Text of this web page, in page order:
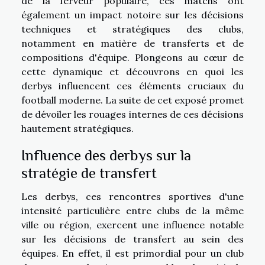
également un impact notoire sur les décisions
techniques et stratégiques des clubs,
notamment en matière de transferts et de
compositions d'équipe. Plongeons au cœur de
cette dynamique et découvrons en quoi les
derbys influencent ces éléments cruciaux du
football moderne. La suite de cet exposé promet
de dévoiler les rouages internes de ces décisions
hautement stratégiques.
Influence des derbys sur la
stratégie de transfert
Les derbys, ces rencontres sportives d'une
intensité particulière entre clubs de la même
ville ou région, exercent une influence notable
sur les décisions de transfert au sein des
équipes. En effet, il est primordial pour un club